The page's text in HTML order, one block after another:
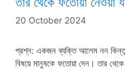
20 October 2024
প্রশ্ন: একজন ব্যক্তি আলেম নন কিন্তু
বিষয়ে মানুষকে ফতোয়া দেন। তার